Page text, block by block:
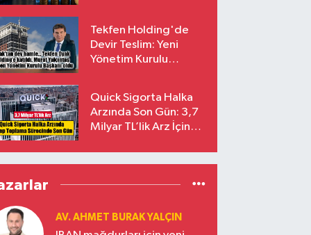
Tekfen Holding'de
Devir Teslim: Yeni
Yönetim Kurulu
Quick Sigorta Halka
Arzında Son Gün: 3,7
Milyar TL’lik Arz İçin
Eriyor
AV. AHMET BURAK YALÇIN